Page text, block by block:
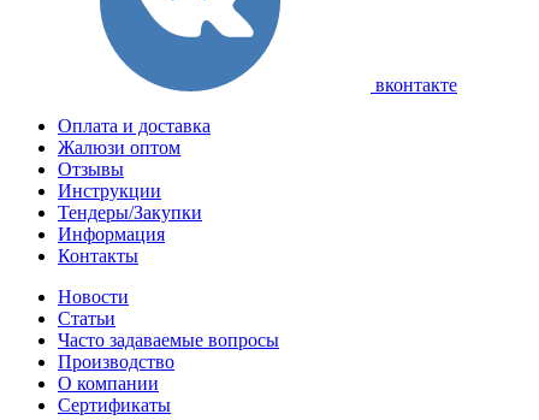
вконтакте
Оплата и доставка
Жалюзи оптом
Отзывы
Инструкции
Тендеры/Закупки
Информация
Контакты
Новости
Статьи
Часто задаваемые вопросы
Производство
О компании
Сертификаты